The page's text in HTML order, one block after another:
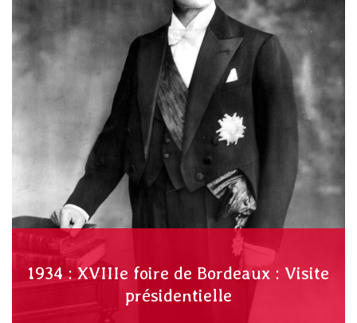
1934 : XVIIIe foire de Bordeaux : Visite
présidentielle